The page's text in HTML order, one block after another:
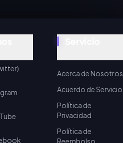
Acerca de Nosotros
Acuerdo de Servicio
Política de
Privacidad
Política de
Reembolso